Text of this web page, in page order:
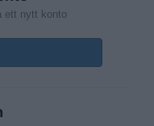
ett nytt konto